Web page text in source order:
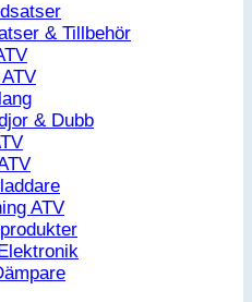
& Tillbehör
& Dubb
ATV